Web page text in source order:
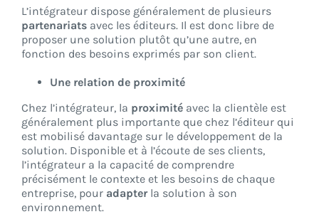
L’intégrateur dispose généralement de plusieurs
partenariats avec les éditeurs. Il est donc libre de
proposer une solution plutôt qu’une autre, en
fonction des besoins exprimés par son client.
Une relation de proximité
Chez l’intégrateur, la proximité avec la clientèle est
généralement plus importante que chez l’éditeur qui
est mobilisé davantage sur le développement de la
solution. Disponible et à l’écoute de ses clients,
l’intégrateur a la capacité de comprendre
précisément le contexte et les besoins de chaque
entreprise, pour adapterla solution à son
environnement.